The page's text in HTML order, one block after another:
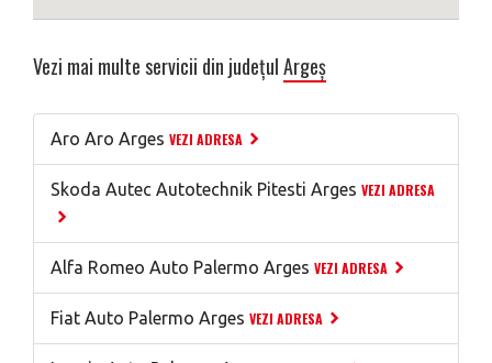
Vezi mai multe servicii din județulArgeș
Aro Aro Arges VEZI ADRESA
Skoda Autec Autotechnik Pitesti Arges VEZI ADRESA
Alfa Romeo Auto Palermo Arges VEZI ADRESA
Fiat Auto Palermo Arges VEZI ADRESA